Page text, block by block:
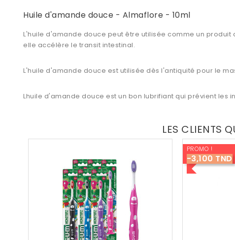
Huile d'amande douce - Almaflore - 10ml
L'huile d'amande douce peut être utilisée comme un produit
elle accélère le transit intestinal.
L'huile d'amande douce est utilisée dès l'antiquité pour le
Lhuile d'amande douce est un bon lubrifiant qui prévient les
LES CLIENTS
PROMO !
-3,100 TND